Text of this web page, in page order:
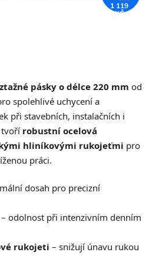
pásky o délce 220 mm od
spolehlivé uchycení a
při stavebních, instalačních i
tvoří robustní ocelová
hliníkovými rukojeťmi pro
práci.
dosah pro precizní
– odolnost při intenzivním denním
rukojeti – snižují únavu rukou
1 119
KČ